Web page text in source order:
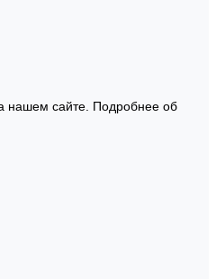
нашем сайте. Подробнее об